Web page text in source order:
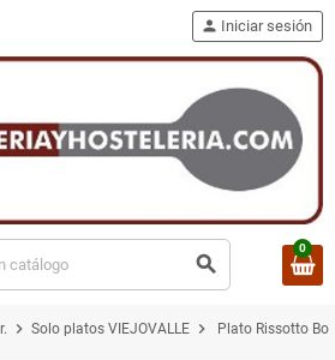
search
person Iniciar sesión
0
chevron_right Solo platos VIEJOVALLE chevron_right Plato Rissotto